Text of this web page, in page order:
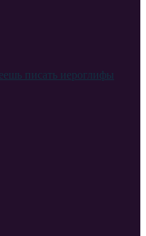
писать иероглифы